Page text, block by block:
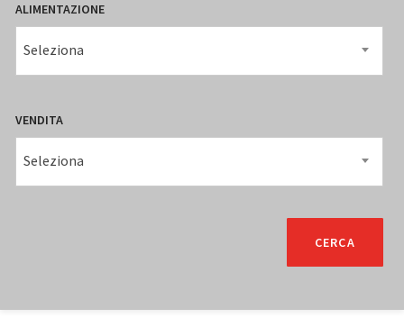
ALIMENTAZIONE
Seleziona
VENDITA
Seleziona